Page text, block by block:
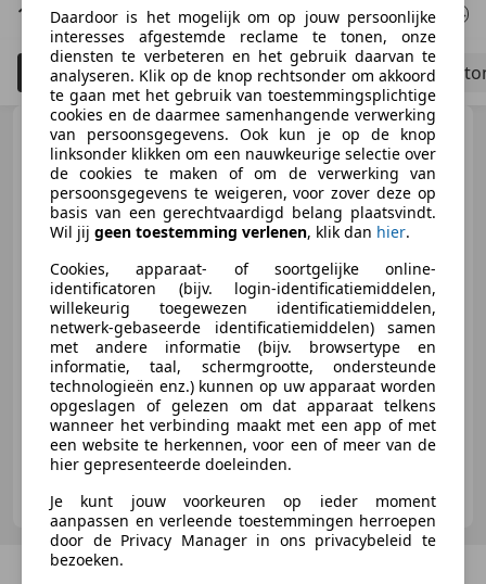
1 Resultatenvoor uw zoekopdracht
Filteren 5 Bedrijfswagen Schadeauto's
Mercedes-Benz Sprinter
313 2.2 CDI 325 HD L1 H2 !
€ 15.450
Excl. BTW
04/2016 113.298 km Diesel
96 kW (131 PK)
Kreeft Auto & Service
NL-1601 MJ ENKHUIZEN
Vorige
Daardoor is het mogelijk om op jouw persoonlijke
interesses afgestemde reclame te tonen, onze
diensten te verbeteren en het gebruik daarvan te
analyseren. Klik op de knop rechtsonder om akkoord
te gaan met het gebruik van toestemmingsplichtige
cookies en de daarmee samenhangende verwerking
van persoonsgegevens. Ook kun je op de knop
linksonder klikken om een nauwkeurige selectie over
de cookies te maken of om de verwerking van
persoonsgegevens te weigeren, voor zover deze op
basis van een gerechtvaardigd belang plaatsvindt.
Wil jij geen toestemming verlenen, klik dan hier.
Cookies, apparaat- of soortgelijke online-
identificatoren (bijv. login-identificatiemiddelen,
willekeurig toegewezen identificatiemiddelen,
netwerk-gebaseerde identificatiemiddelen) samen
met andere informatie (bijv. browsertype en
informatie, taal, schermgrootte, ondersteunde
technologieën enz.) kunnen op uw apparaat worden
opgeslagen of gelezen om dat apparaat telkens
wanneer het verbinding maakt met een app of met
een website te herkennen, voor een of meer van de
hier gepresenteerde doeleinden.
Je kunt jouw voorkeuren op ieder moment
aanpassen en verleende toestemmingen herroepen
door de Privacy Manager in ons privacybeleid te
bezoeken.